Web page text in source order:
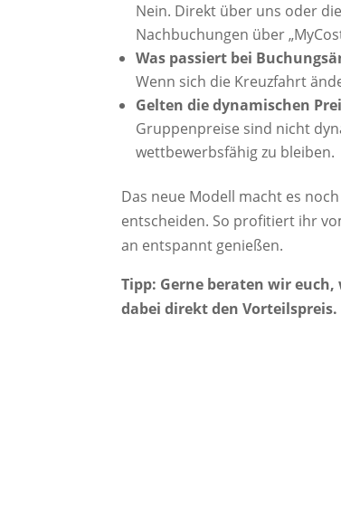
Nein. Direkt über uns oder
Nachbuchungen über
Was passiert bei
Wenn sich die Kreuzfahrt
Gelten die dynamischen
Gruppenpreise sind nicht
wettbewerbsfähig zu bleiben.
Das neue Modell macht es
entscheiden. So profitiert ihr
an entspannt genießen.
Tipp: Gerne beraten wir
dabei direkt den Vorteilspreis.